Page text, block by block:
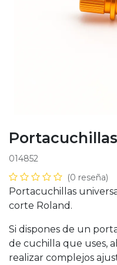
014852
(0 reseña)
Portacuchillas
corte Roland.
Si dispones de un
de cuchilla que uses,
realizar complejos